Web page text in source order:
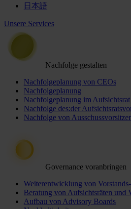
日本語
Unsere Services
Nachfolge gestalten
Nachfolgeplanung von CEOs
Nachfolgeplanung
Nachfolgeplanung im Aufsichtsrat
Nachfolge des:der
Nachfolge von
Governance voranbringen
Weiterentwicklung von
Beratung von Aufsichtsräten und
Aufbau von Advisory Boards